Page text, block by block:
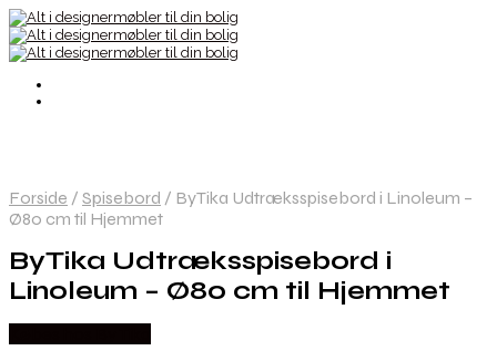
Forside / Spisebord / ByTika Udtræksspisebord i Linoleum –
Ø80 cm til Hjemmet
ByTika Udtræksspisebord i
Linoleum – Ø80 cm til Hjemmet